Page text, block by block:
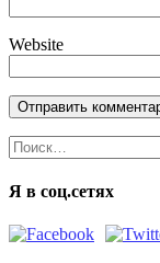
Website
Найти:
Я в соц.сетях